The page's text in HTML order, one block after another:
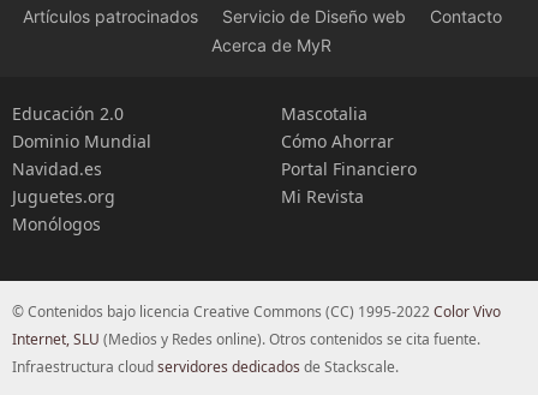
Artículos patrocinados Servicio de Diseño web
Contacto
Acerca de MyR
Educación 2.0
Dominio Mundial
Navidad.es
Juguetes.org
Monólogos
Mascotalia
Cómo Ahorrar
Portal Financiero
Mi Revista
© Contenidos bajo licencia Creative Commons (CC) 1995-2022Color Vivo
Internet, SLU (Medios y Redes online). Otros contenidos se cita fuente.
Infraestructura cloudservidores dedicados de Stackscale.